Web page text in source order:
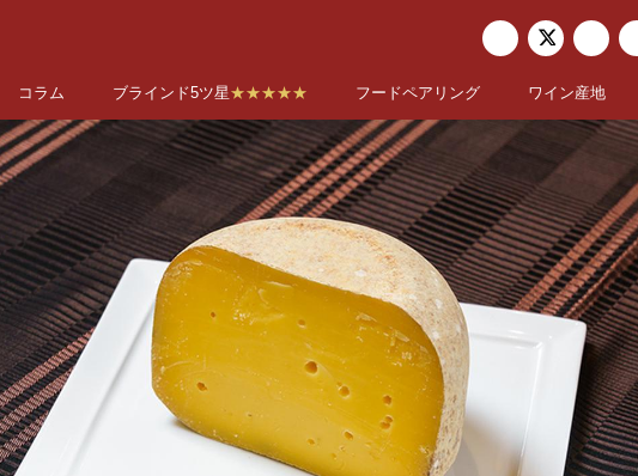
コラム ブラインド5ツ星★★★★★ フードペアリング ワイン産地